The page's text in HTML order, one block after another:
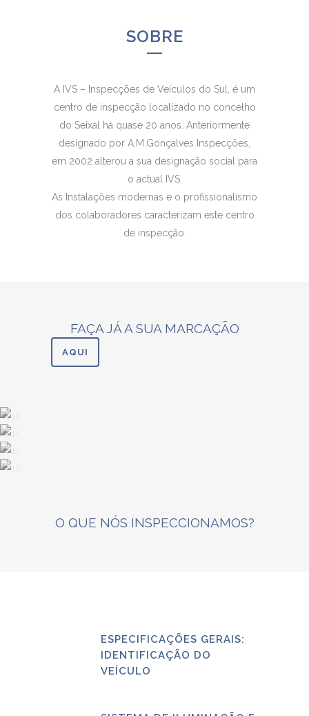
SOBRE
A IVS – Inspecções de Veículos do Sul, é um
centro de inspecção localizado no concelho
do Seixal há quase 20 anos. Anteriormente
designado por A.M.Gonçalves Inspecções,
em 2002 alterou a sua designação social para
o actual IVS.
As Instalações modernas e o profissionalismo
dos colaboradores caracterizam este centro
de inspecção.
FAÇA JÁ A SUA MARCAÇÃO
AQUI
O QUE NÓS INSPECCIONAMOS?
ESPECIFICAÇÕES GERAIS:
IDENTIFICAÇÃO DO
VEÍCULO